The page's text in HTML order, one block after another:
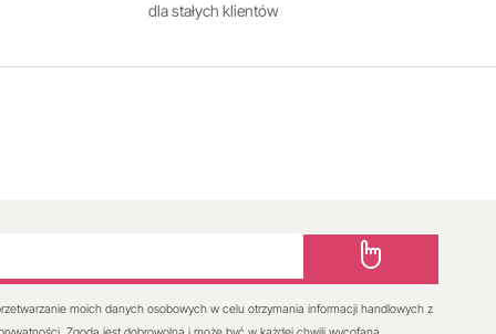
dla stałych klientów
moich danych osobowych w celu otrzymania informacji handlowych z